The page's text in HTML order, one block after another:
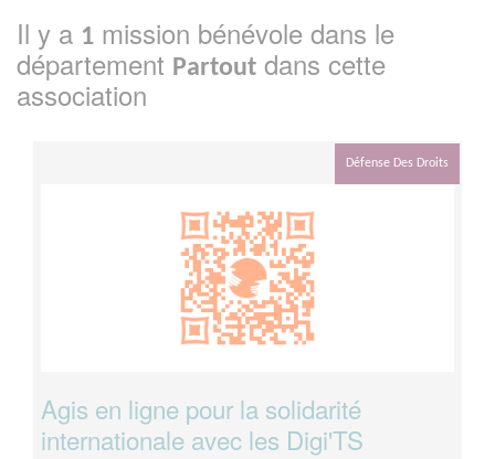
Il y a 1 mission bénévole dans le
département Partout dans cette
association
Défense Des Droits
Agis en ligne pour la solidarité
internationale avec les Digi'TS